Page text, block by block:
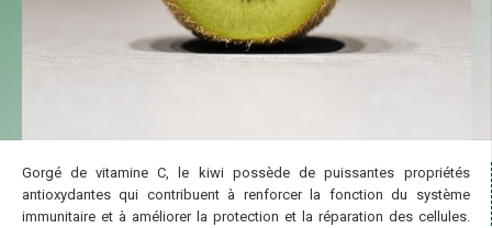
Gorgé de vitamine C, le kiwi possède de puissantes propriétés
antioxydantes qui contribuent à renforcer la fonction du système
immunitaire et à améliorer la protection et la réparation des cellules.